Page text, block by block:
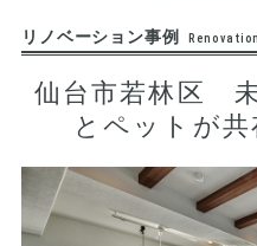
リノベーション事例
仙台市若林区
とペットが